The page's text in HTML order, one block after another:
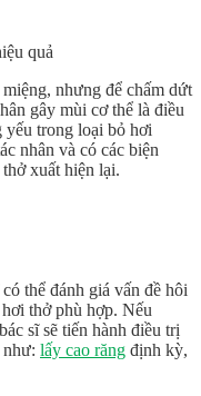
quả
nhưng để chấm dứt
gây mùi cơ thể là điều
yếu trong loại bỏ hơi
nhân và có các biện
xuất hiện lại.
thể đánh giá vấn đề hôi
thở phù hợp. Nếu
sĩ sẽ tiến hành điều trị
như: lấy cao răng định kỳ,